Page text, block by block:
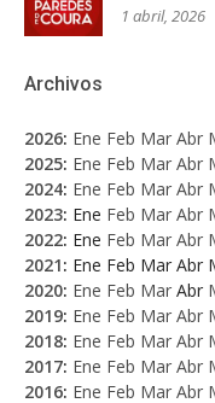
1 abril, 2026
Archivos
2026: Ene Feb Mar Abr
2025: Ene Feb Mar Abr
2024: Ene Feb Mar Abr
2023: Ene Feb Mar Abr
2022: Ene Feb Mar Abr
2021: Ene Feb Mar Abr
2020: Ene Feb Mar Abr
2019: Ene Feb Mar Abr
2018: Ene Feb Mar Abr
2017: Ene Feb Mar Abr
2016: Ene Feb Mar Abr